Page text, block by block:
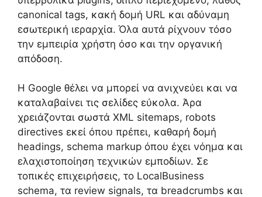
canonical tags, κακή δομή URL και αδύναμη
εσωτερική ιεραρχία. Όλα αυτά ρίχνουν τόσο
την εμπειρία χρήστη όσο και την οργανική
απόδοση.
Η Google θέλει να μπορεί να ανιχνεύει και να
καταλαβαίνει τις σελίδες εύκολα. Άρα
χρειάζονται σωστά XML sitemaps, robots
directives εκεί όπου πρέπει, καθαρή δομή
headings, schema markup όπου έχει νόημα και
ελαχιστοποίηση τεχνικών εμποδίων. Σε
τοπικές επιχειρήσεις, το LocalBusiness
schema, τα review signals, τα breadcrumbs και